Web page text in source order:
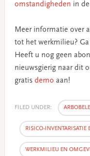
omstandigheden in
Meer informatie over
tot het werkmilieu?
Heeft u nog geen
nieuwsgierig naar dit
gratis demo aan!
FILED UNDER:
RISICO-INVENTARISATIE
WERKMILIEU EN